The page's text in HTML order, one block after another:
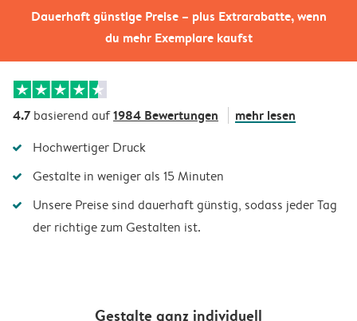
Dauerhaft günstige Preise – plus Extrarabatte, wenn
du mehr Exemplare kaufst
4.7 basierend auf1984 Bewertungen mehr lesen
Hochwertiger Druck
Gestalte in weniger als 15 Minuten
Unsere Preise sind dauerhaft günstig, sodass jeder Tag
der richtige zum Gestalten ist.
Gestalte ganz individuell